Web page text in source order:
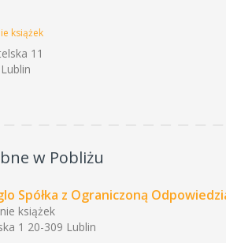
książek
11
w Pobliżu
Spółka z Ograniczoną
książek
1 20-309 Lublin